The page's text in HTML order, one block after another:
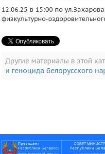
12.06.25 в 15:00 по
физкультурно-
Другие материалы в этой
и геноцида белорусского